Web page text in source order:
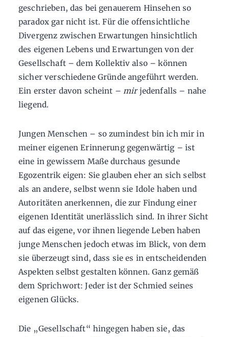
geschrieben, das bei genauerem Hinsehen so
paradox gar nicht ist. Für die offensichtliche
Divergenz zwischen Erwartungen hinsichtlich
des eigenen Lebens und Erwartungen von der
Gesellschaft – dem Kollektiv also – können
sicher verschiedene Gründe angeführt werden.
Ein erster davon scheint –mirjedenfalls – nahe
liegend.
Jungen Menschen – so zumindest bin ich mir in
meiner eigenen Erinnerung gegenwärtig – ist
eine in gewissem Maße durchaus gesunde
Egozentrik eigen: Sie glauben eher an sich selbst
als an andere, selbst wenn sie Idole haben und
Autoritäten anerkennen, die zur Findung einer
eigenen Identität unerlässlich sind. In ihrer Sicht
auf das eigene, vor ihnen liegende Leben haben
junge Menschen jedoch etwas im Blick, von dem
sie überzeugt sind, dass sie es in entscheidenden
Aspekten selbst gestalten können. Ganz gemäß
dem Sprichwort: Jeder ist der Schmied seines
eigenen Glücks.
Die „Gesellschaft“ hingegen haben sie, das